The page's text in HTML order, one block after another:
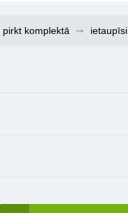
pirkt komplektā ➞ ietaupīsi